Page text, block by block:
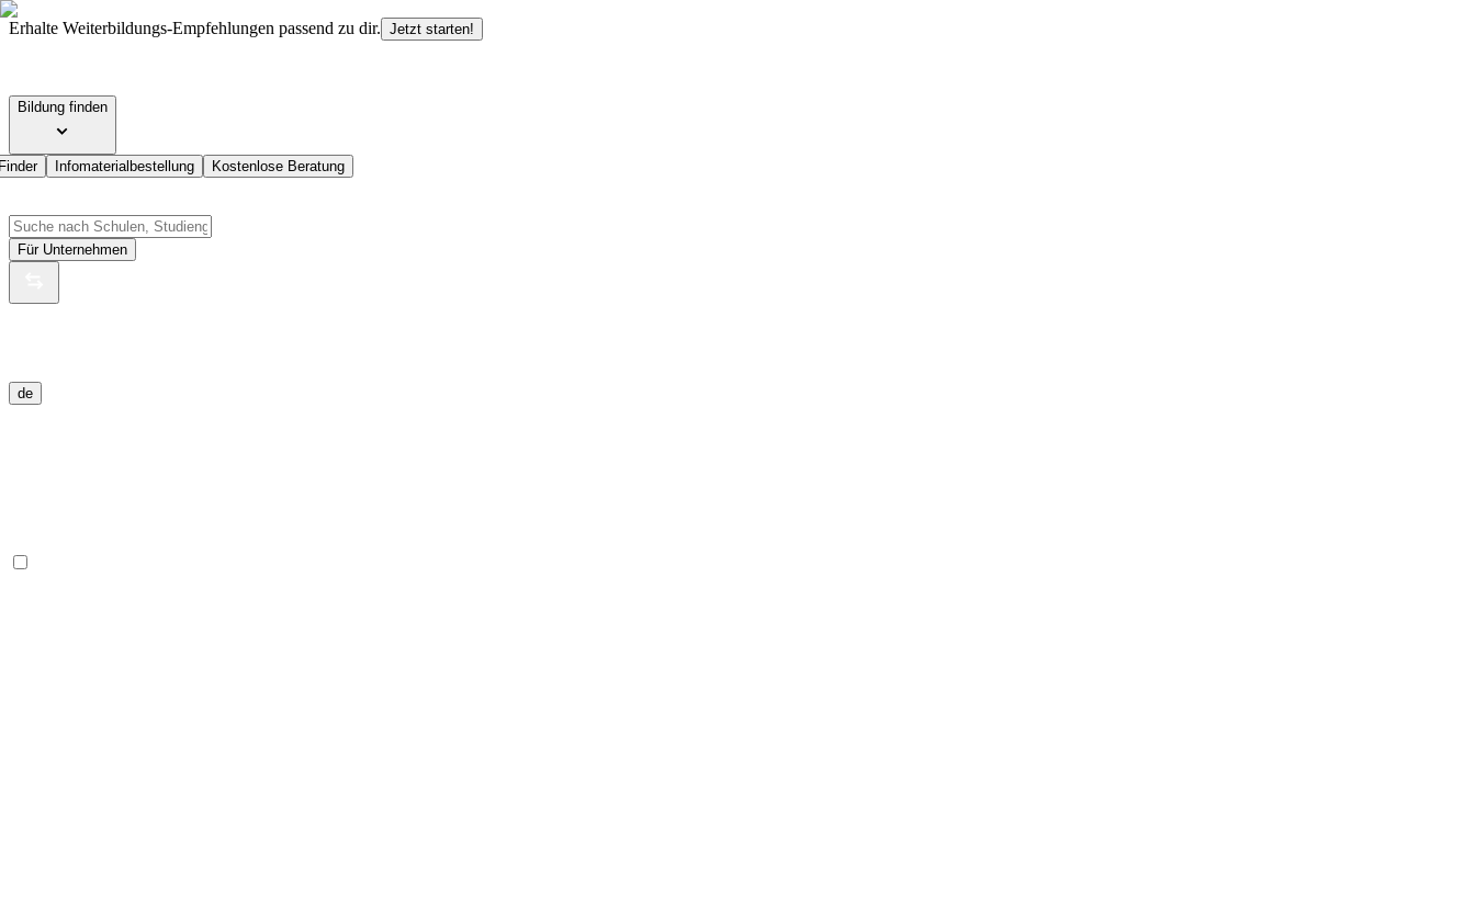
Erhalte Weiterbildungs-Empfehlungen passend zu dir. Jetzt starten!
Bildung finden
Infomaterialbestellung Kostenlose Beratung
Für Unternehmen
de